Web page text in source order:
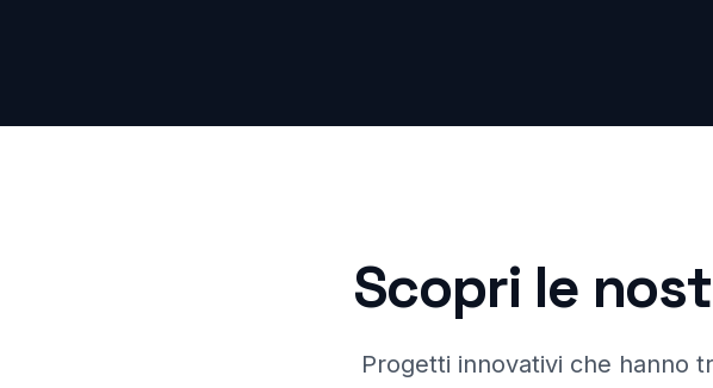
Scopri le
Progetti innovativi che hanno